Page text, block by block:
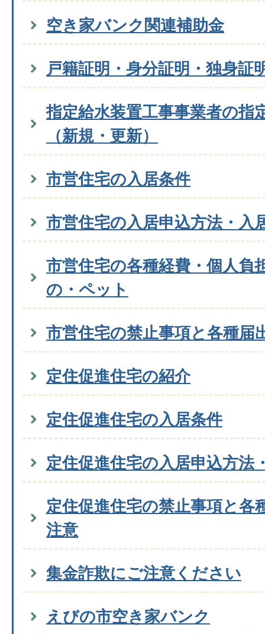
空き家バンク関連補助金
戸籍証明・身分証明・独身証
指定給水装置工事事業者の指
（新規・更新）
市営住宅の入居条件
市営住宅の入居申込方法・入
市営住宅の各種経費・個人負
の・ペット
市営住宅の禁止事項と各種届
定住促進住宅の紹介
定住促進住宅の入居条件
定住促進住宅の入居申込方法
定住促進住宅の禁止事項と各
注意
集金詐欺にご注意ください
えびの市空き家バンク